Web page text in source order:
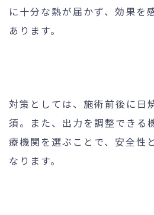
に十分な熱が届かず、効果を
あります。
対策としては、施術前後に日
須。また、出力を調整できる
療機関を選ぶことで、安全性
なります。